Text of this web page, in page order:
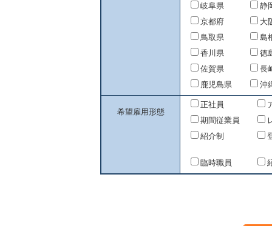
岐阜県
静
京都府
大
鳥取県
島
香川県
徳
佐賀県
長
鹿児島県
沖
希望雇用形態
正社員
期間従業員
紹介制
臨時職員